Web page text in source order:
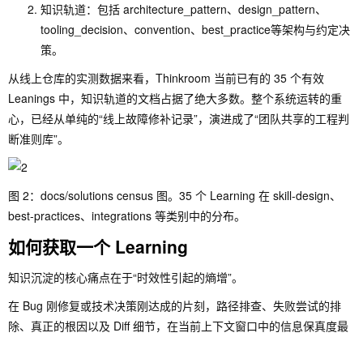
知识轨道：包括 architecture_pattern、 design_pattern、
tooling_decision、 convention、 best_practice等架构与约定决
策。
从线上仓库的实测数据来看，Thinkroom 当前已有的 35 个有效
Leanings 中，知识轨道的文档占据了绝大多数。整个系统运转的重
心，已经从单纯的“线上故障修补记录”，演进成了“团队共享的工程判
断准则库”。
图 2：docs/solutions census 图。35 个 Learning 在 skill-design、
best-practices、integrations 等类别中的分布。
如何获取一个 Learning
知识沉淀的核心痛点在于“时效性引起的熵增”。
在 Bug 刚修复或技术决策刚达成的片刻，路径排查、失败尝试的排
除、真正的根因以及 Diff 细节，在当前上下文窗口中的信息保真度最